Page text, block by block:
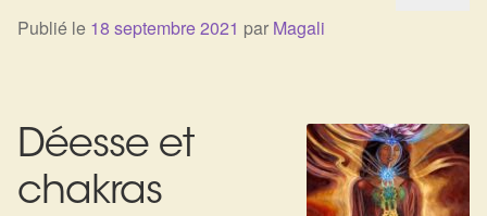
Pierres
Harmonisation de l’être
Harmonisation des lieux
Publié le 18 septembre 2021 par Magali
Déesse et
chakras